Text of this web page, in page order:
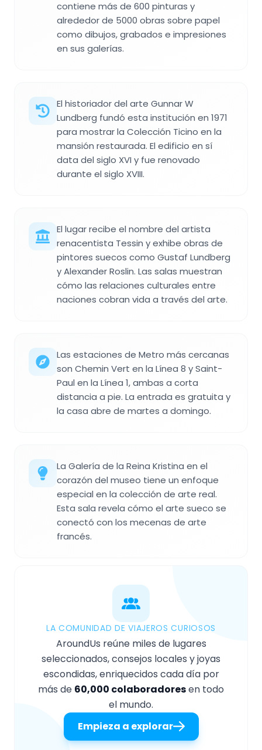
contiene más de 600 pinturas y
alrededor de 5000 obras sobre papel
como dibujos, grabados e impresiones
en sus galerías.
El historiador del arte Gunnar W
Lundberg fundó esta institución en 1971
para mostrar la Colección Ticino en la
mansión restaurada. El edificio en sí
data del siglo XVI y fue renovado
durante el siglo XVIII.
El lugar recibe el nombre del artista
renacentista Tessin y exhibe obras de
pintores suecos como Gustaf Lundberg
y Alexander Roslin. Las salas muestran
cómo las relaciones culturales entre
naciones cobran vida a través del arte.
Las estaciones de Metro más cercanas
son Chemin Vert en la Línea 8 y Saint-
Paul en la Línea 1, ambas a corta
distancia a pie. La entrada es gratuita y
la casa abre de martes a domingo.
La Galería de la Reina Kristina en el
corazón del museo tiene un enfoque
especial en la colección de arte real.
Esta sala revela cómo el arte sueco se
conectó con los mecenas de arte
francés.
LA COMUNIDAD DE VIAJEROS CURIOSOS
AroundUs reúne miles de lugares
seleccionados, consejos locales y joyas
escondidas, enriquecidos cada día por
más de 60,000 colaboradoresen todo
el mundo.
Empieza a explorar